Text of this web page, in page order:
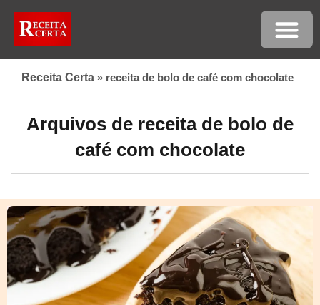
Receita Certa » receita de bolo de café com chocolate
Arquivos de receita de bolo de
café com chocolate